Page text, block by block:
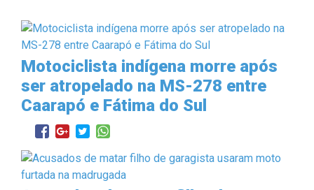
Motociclista indígena morre após
ser atropelado na MS-278 entre
Caarapó e Fátima do Sul